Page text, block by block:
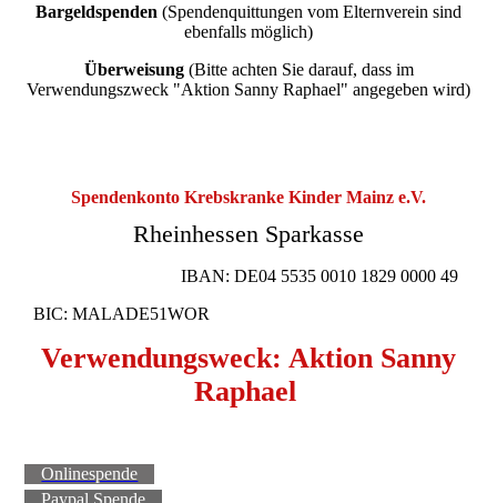
Bargeldspenden (Spendenquittungen vom Elternverein sind
ebenfalls möglich)
Überweisung(Bitte achten Sie darauf, dass im
Verwendungszweck "Aktion Sanny Raphael" angegeben wird)
Spendenkonto Krebskranke Kinder Mainz e.V.
Rheinhessen Sparkasse
IBAN: DE04 5535 0010 1829 0000 49
BIC: MALADE51WOR
Verwendungsweck: Aktion Sanny
Raphael
Onlinespende